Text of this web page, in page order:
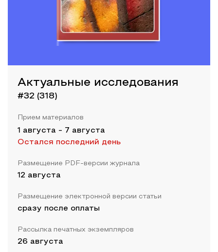
Актуальные исследования
#32 (318)
Прием материалов
1 августа - 7 августа
Остался последний день
Размещение PDF-версии журнала
12 августа
Размещение электронной версии статьи
сразу после оплаты
Рассылка печатных экземпляров
26 августа